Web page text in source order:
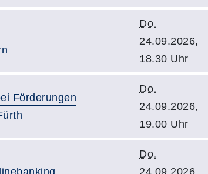
Do.
24.09.2026,
18.30 Uhr
Förderungen
Do.
24.09.2026,
19.00 Uhr
Do.
24.09.2026,